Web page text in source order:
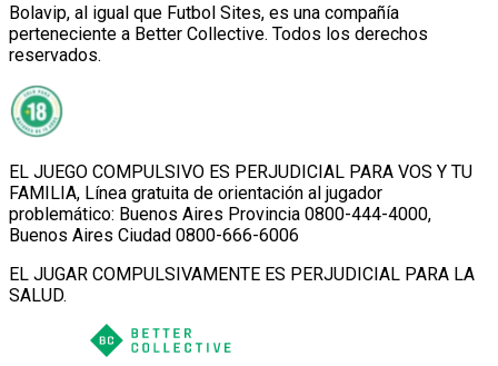
Bolavip, al igual que Futbol Sites, es una compañía
perteneciente a Better Collective. Todos los derechos
reservados.
EL JUEGO COMPULSIVO ES PERJUDICIAL PARA VOS Y TU
FAMILIA, Línea gratuita de orientación al jugador
problemático: Buenos Aires Provincia 0800-444-4000,
Buenos Aires Ciudad 0800-666-6006
EL JUGAR COMPULSIVAMENTE ES PERJUDICIAL PARA LA
SALUD.